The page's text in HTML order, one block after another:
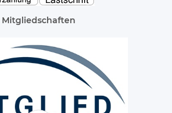
Mitgliedschaften